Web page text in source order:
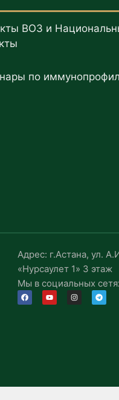
ВОЗ и
по
Адрес: г.Астана, ул.
«Нурсаулет 1» 3 этаж
Мы в социальных